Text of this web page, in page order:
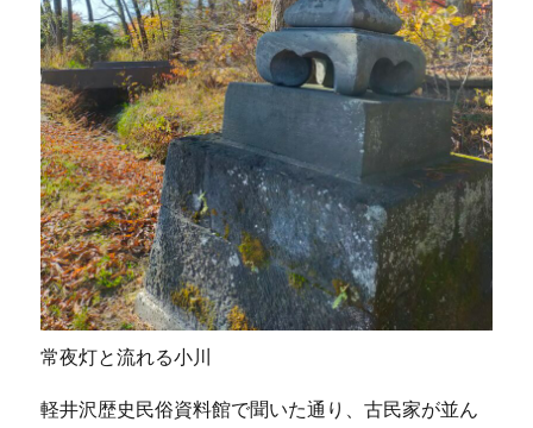
常夜灯と流れる小川
軽井沢歴史民俗資料館で聞いた通り、古民家が並ん